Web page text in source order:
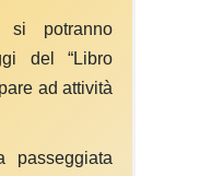
si potranno
del “Libro
ad attività
passeggiata